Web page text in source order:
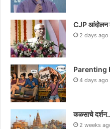
CJP आंदोलन
2 days ago
Parenting
4 days ago
कळसाचे
2 weeks